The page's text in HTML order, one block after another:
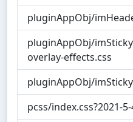
pluginAppObj/
pluginAppObj/
overlay-effects.css
pluginAppObj/
pcss/index.css?2021-